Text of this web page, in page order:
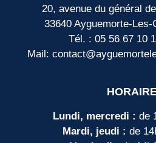
20, avenue du général
33640 Ayguemorte-Les-
Tél. : 05 56 67 10
Mail:
Lundi, mercredi : de
Mardi, jeudi : de